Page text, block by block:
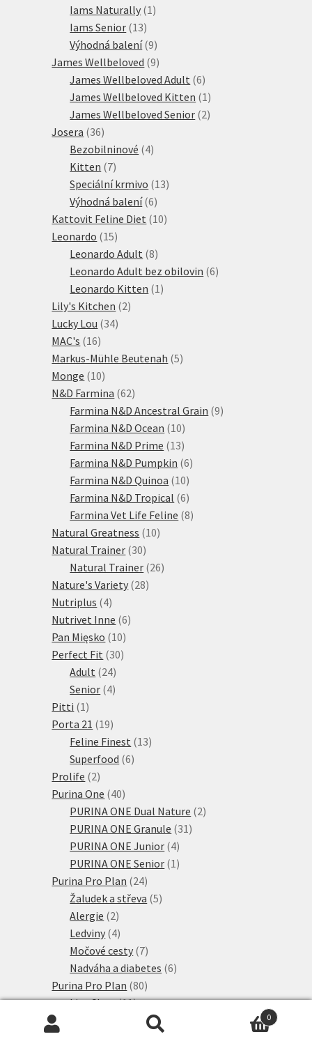
Iams Naturally 1 1
Iams Senior 1313
produktů
Výhodná balení 99
produktů
James Wellbeloved 99
produktů
James Wellbeloved Adult 66
produktů
James Wellbeloved Kitten 1 1
produkt
James Wellbeloved Senior 22
Josera 3636
produktů
Bezobilninové 44
Kitten 77
produktů
Speciální krmivo 1313
Výhodná balení 66
produktů
Kattovit Feline Diet 1010
Leonardo 1515
produktů
Leonardo Adult 88
produktů
Leonardo Adult bez obilovin 66
Leonardo Kitten 1 1
Lily's Kitchen 22
Lucky Lou 3434
MAC's 1616
produktů
Markus-Mühle Beutenah 55
Monge 1010
produktů
N&D Farmina 6262
produktů
Farmina N&D Ancestral Grain 99
Farmina N&D Ocean 1010
produktů
Farmina N&D Prime 1313
produktů
Farmina N&D Pumpkin 66
Farmina N&D Quinoa 1010
produktů
Farmina N&D Tropical 66
produktů
Farmina Vet Life Feline 88
Natural Greatness 1010
Natural Trainer 3030
produktů
Natural Trainer 2626
Nature's Variety 2828
Nutriplus 44
produkty
Nutrivet Inne 66
Pan Mięsko 1010
produktů
Perfect Fit 3030
Adult 2424
produktů
Senior 44
Pitti 1 1
produkt
Porta 21 1919
produktů
Feline Finest 1313
Superfood 66
Prolife 22
produkty
Purina One 4040
produktů
PURINA ONE Dual Nature 22
PURINA ONE Granule 31 31
PURINA ONE Junior 44
produkty
PURINA ONE Senior 1 1
Purina Pro Plan 2424
produktů
Žaludek a střeva 55
Alergie 22
produkty
Ledviny 44
produkty
Močové cesty 77
produktů
Nadváha a diabetes 66
Purina Pro Plan 8080
produktů
Live Clear 1111
produktů
PURINA PRO PLAN
PURINA PRO PLAN Kitten
0